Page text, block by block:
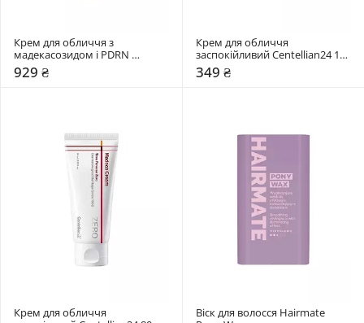
Крем для обличчя з
мадекасозидом і PDRN
Centellian24 50 мл
929 ₴
Крем для обличчя
заспокійливий Centellian24 15
мл
349 ₴
Крем для обличчя
Віск для волосся Hairmate